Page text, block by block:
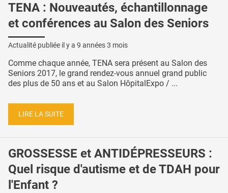
TENA : Nouveautés, échantillonnage
et conférences au Salon des Seniors
Actualité publiée il y a 9 années 3 mois
Comme chaque année, TENA sera présent au Salon des
Seniors 2017, le grand rendez-vous annuel grand public
des plus de 50 ans et au Salon HôpitalExpo / ...
LIRE LA SUITE
GROSSESSE et ANTIDÉPRESSEURS :
Quel risque d'autisme et de TDAH pour
l'Enfant ?